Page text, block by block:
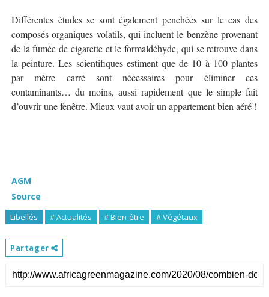
Différentes études se sont également penchées sur le cas des
composés organiques volatils, qui incluent le benzène provenant
de la fumée de cigarette et le formaldéhyde, qui se retrouve dans
la peinture. Les scientifiques estiment que de 10 à 100 plantes
par mètre carré sont nécessaires pour éliminer ces
contaminants… du moins, aussi rapidement que le simple fait
d’ouvrir une fenêtre. Mieux vaut avoir un appartement bien aéré !
AGM
Source
Libellés # Actualités # Bien-être # Végétaux
Partager